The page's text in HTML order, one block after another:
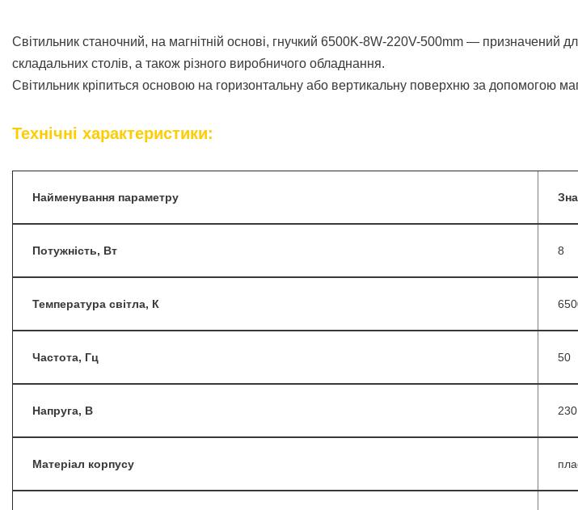
Світильник станочний, на магнітній основі, гнучкий 6500K-8W-220V-500mm — призначений
складальних столів, а також різного виробничого обладнання.
Світильник кріпиться основою на горизонтальну або вертикальну поверхню за допомогою
Технічні характеристики:
Найменування параметру
Потужність, Вт 8
Температура світла, К
Частота, Гц 50
Напруга, В 230
Матеріал корпусу